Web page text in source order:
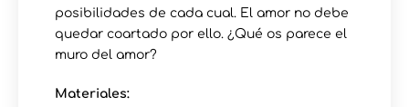
posibilidades de cada cual. El amor no debe
quedar coartado por ello. ¿Qué os parece el
muro del amor?
Materiales: